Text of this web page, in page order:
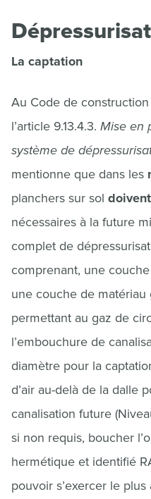
La captation
Au Code de
l’article 9.13.4.3. Mise en
système de
mentionne que dans les
planchers sur sol doivent
nécessaires à la future
complet de
comprenant, une
une couche de
permettant au gaz de
l’embouchure de
diamètre pour la
d’air au-delà de la dalle
canalisation future
si non requis, boucher
hermétique et identifié
pouvoir s’exercer le